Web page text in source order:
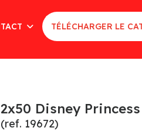
TÉLÉCHARGER LE
2x50 Disney Princess
(ref. 19672)